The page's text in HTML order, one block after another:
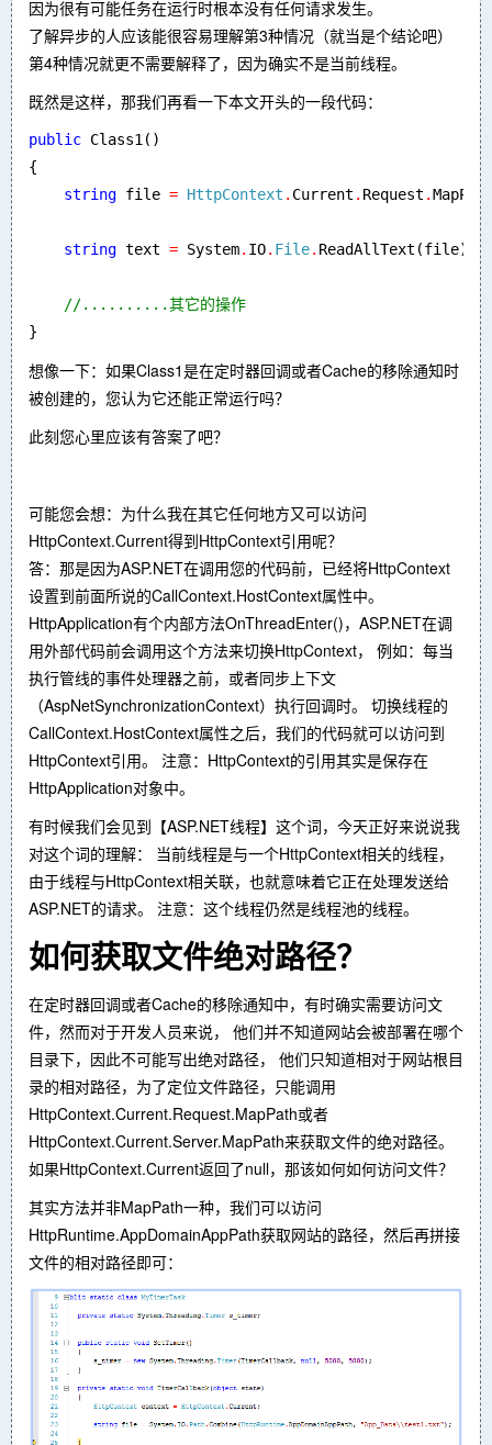
因为很有可能任务在运行时根本没有任何请求发生。
了解异步的人应该能很容易理解第3种情况（就当是个结论吧）
第4种情况就更不需要解释了，因为确实不是当前线程。
既然是这样，那我们再看一下本文开头的一段代码：
public Class1()
{
string file = HttpContext . Current . Request .
string text = System. IO. File. ReadAllText(file);
}
想像一下：如果Class1是在定时器回调或者Cache的移除通知时
被创建的，您认为它还能正常运行吗？
此刻您心里应该有答案了吧？
可能您会想：为什么我在其它任何地方又可以访问
HttpContext.Current得到HttpContext引用呢？
答：那是因为ASP.NET在调用您的代码前，已经将HttpContext
设置到前面所说的CallContext.HostContext属性中。
HttpApplication有个内部方法OnThreadEnter()，ASP.NET在调
用外部代码前会调用这个方法来切换HttpContext， 例如：每当
执行管线的事件处理器之前，或者同步上下文
（AspNetSynchronizationContext）执行回调时。 切换线程的
CallContext.HostContext属性之后，我们的代码就可以访问到
HttpContext引用。 注意：HttpContext的引用其实是保存在
HttpApplication对象中。
有时候我们会见到【ASP.NET线程】这个词，今天正好来说说我
对这个词的理解： 当前线程是与一个HttpContext相关的线程，
由于线程与HttpContext相关联，也就意味着它正在处理发送给
ASP.NET的请求。 注意：这个线程仍然是线程池的线程。
如何获取文件绝对路径？
在定时器回调或者Cache的移除通知中，有时确实需要访问文
件，然而对于开发人员来说， 他们并不知道网站会被部署在哪个
目录下，因此不可能写出绝对路径， 他们只知道相对于网站根目
录的相对路径，为了定位文件路径，只能调用
HttpContext.Current.Request.MapPath或者
HttpContext.Current.Server.MapPath来获取文件的绝对路径。
如果HttpContext.Current返回了null，那该如何如何访问文件？
其实方法并非MapPath一种，我们可以访问
HttpRuntime.AppDomainAppPath获取网站的路径，然后再拼接
文件的相对路径即可：